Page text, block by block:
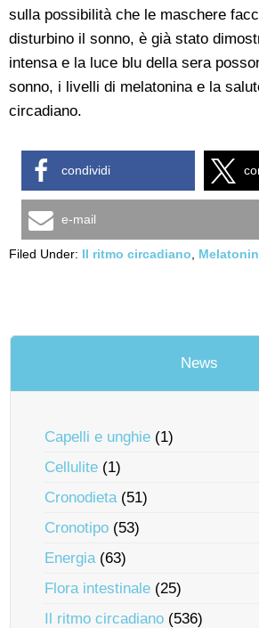
sulla possibilità che le maschere
disturbino il sonno, è già stato
intensa e la luce blu della sera
sonno, i livelli di melatonina e la
circadiano.
condividi
e-mail
Filed Under: Il ritmo circadiano
News
Capelli e unghie (1)
Cellulite (1)
Cronodieta(51)
Cronotipo (53)
Energia(63)
Flora intestinale (25)
Il ritmo circadiano (536)